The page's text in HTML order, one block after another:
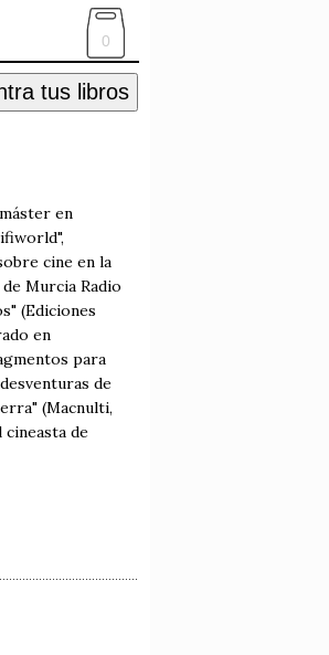
0
tus libros
en
cine en la
Murcia Radio
(Ediciones
en
para
de
(Macnulti,
cineasta de